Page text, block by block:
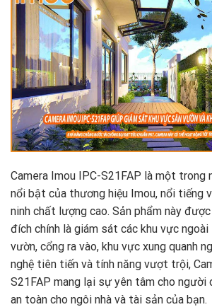
Camera Imou IPC-S21FAP là một trong
nổi bật của thương hiệu Imou, nổi tiếng
ninh chất lượng cao. Sản phẩm này
đích chính là giám sát các khu vực
vườn, cổng ra vào, khu vực xung quanh
nghệ tiên tiến và tính năng vượt trội,
S21FAP mang lại sự yên tâm cho người
an toàn cho ngôi nhà và tài sản của bạn.